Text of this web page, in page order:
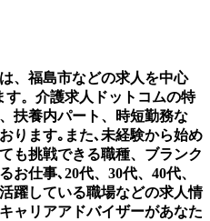
、福島市などの求人を中心
す。介護求人ドットコムの特
扶養内パート、時短勤務な
ります｡また､未経験から始め
も挑戦できる職種、ブランク
仕事､20代、30代、40代、
躍している職場などの求人情
ャリアアドバイザーがあなた